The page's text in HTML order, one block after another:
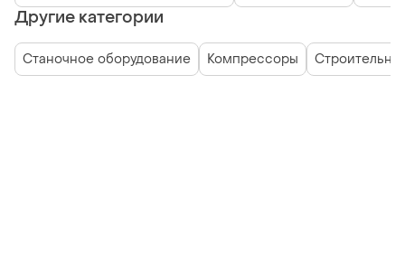
Другие категории
Станочное оборудование Компрессоры